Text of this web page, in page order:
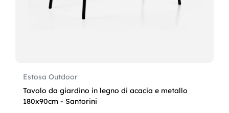
Estosa Outdoor
Tavolo da giardino in legno di acacia e metallo
180x90cm - Santorini